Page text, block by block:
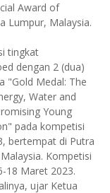
Award of
Lumpur, Malaysia.
tingkat
dengan 2 (dua)
"Gold Medal: The
Water and
Young
pada kompetisi
bertempat di Putra
Kompetisi
18 Maret 2023.
ujar Ketua